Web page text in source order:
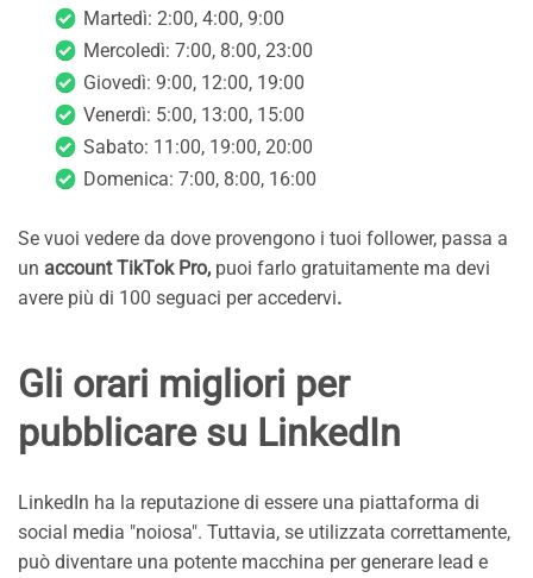
Martedì: 2:00, 4:00, 9:00
Mercoledì: 7:00, 8:00, 23:00
Giovedì: 9:00, 12:00, 19:00
Venerdì: 5:00, 13:00, 15:00
Sabato: 11:00, 19:00, 20:00
Domenica: 7:00, 8:00, 16:00
Se vuoi vedere da dove provengono i tuoi follower, passa a
un account TikTok Pro, puoi farlo gratuitamente ma devi
avere più di 100 seguaci per accedervi.
Gli orari migliori per
pubblicare su LinkedIn
LinkedIn ha la reputazione di essere una piattaforma di
social media "noiosa". Tuttavia, se utilizzata correttamente,
può diventare una potente macchina per generare lead e